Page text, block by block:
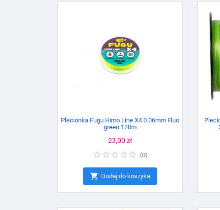
Plecionka Fugu Himo Line X4 0.06mm Fluo
green 120m
Cena
23,00 zł
(0)
 Dodaj do koszyka